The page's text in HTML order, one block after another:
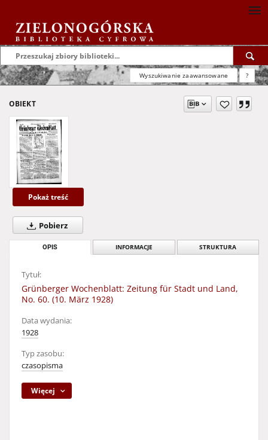
Wyszukiwanie zaawansowane ?
OBIEKT
Pokaż treść
Pobierz
OPIS INFORMACJE STRUKTURA
Tytuł:
Grünberger Wochenblatt: Zeitung für Stadt und Land,
No. 60. (10. März 1928)
Data wydania:
1928
Typ zasobu:
czasopisma
Więcej